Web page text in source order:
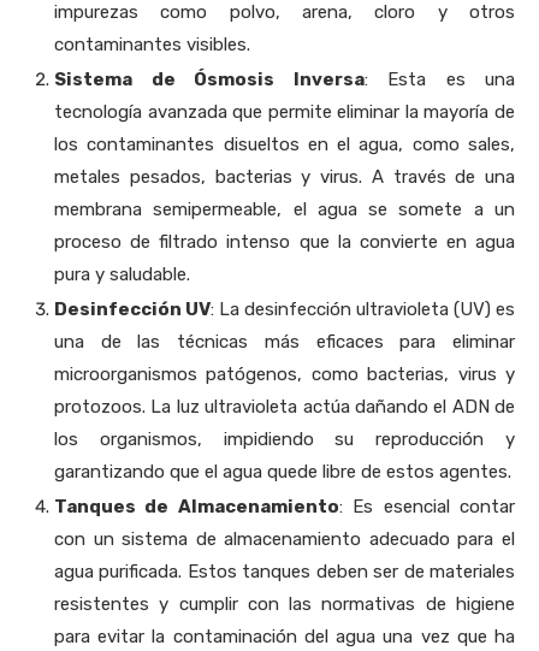
impurezas como polvo, arena, cloro y otros
contaminantes visibles.
Sistema de Ósmosis Inversa: Esta es una
tecnología avanzada que permite eliminar la mayoría de
los contaminantes disueltos en el agua, como sales,
metales pesados, bacterias y virus. A través de una
membrana semipermeable, el agua se somete a un
proceso de filtrado intenso que la convierte en agua
pura y saludable.
Desinfección UV: La desinfección ultravioleta (UV) es
una de las técnicas más eficaces para eliminar
microorganismos patógenos, como bacterias, virus y
protozoos. La luz ultravioleta actúa dañando el ADN de
los organismos, impidiendo su reproducción y
garantizando que el agua quede libre de estos agentes.
Tanques de Almacenamiento: Es esencial contar
con un sistema de almacenamiento adecuado para el
agua purificada. Estos tanques deben ser de materiales
resistentes y cumplir con las normativas de higiene
para evitar la contaminación del agua una vez que ha